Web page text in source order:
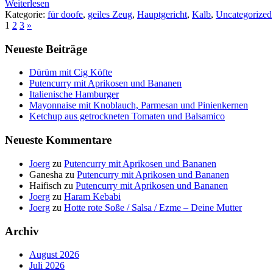
Weiterlesen
Kategorie: für doofe, geiles Zeug, Hauptgericht, Kalb, Uncategorized
1 2 3 »
Neueste Beiträge
Dürüm mit Cig Köfte
Putencurry mit Aprikosen und Bananen
Italienische Hamburger
Mayonnaise mit Knoblauch, Parmesan und Pinienkernen
Ketchup aus getrockneten Tomaten und Balsamico
Neueste Kommentare
Joerg zu Putencurry mit Aprikosen und Bananen
Ganesha zu Putencurry mit Aprikosen und Bananen
Haifisch zu Putencurry mit Aprikosen und Bananen
Joerg zu Haram Kebabi
Joerg zu Hotte rote Soße / Salsa / Ezme – Deine Mutter
Archiv
August 2026
Juli 2026